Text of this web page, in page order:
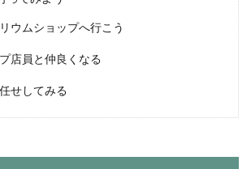
策法
ウムショップへ行こう
店員と仲良くなる
せしてみる